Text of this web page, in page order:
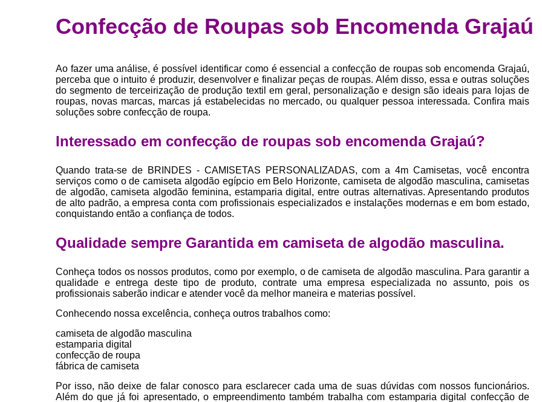
camiseta
Private label
para roupas
Private labels
Confecção de Roupas
Confecção Roupas Fitness
Desenvolvimento de Coleção de
Desenvolvimento
Desenvolvimento de
Desenvolvimento de
Desenvolvimento
Desenvolvimento Estampa de
Empresa Private Label
Private
Private Label para Pequenas
Estamparia Digital de Camiseta
Confecção de Roupas sob Encomenda Grajaú
Ao fazer uma análise, é possível identificar como é essencial a confecção de roupas sob encomenda Grajaú,
perceba que o intuito é produzir, desenvolver e finalizar peças de roupas. Além disso, essa e outras soluções
do segmento de terceirização de produção textil em geral, personalização e design são ideais para lojas de
roupas, novas marcas, marcas já estabelecidas no mercado, ou qualquer pessoa interessada. Confira mais
soluções sobre confecção de roupa.
Interessado em confecção de roupas sob encomenda Grajaú?
Quando trata-se de BRINDES - CAMISETAS PERSONALIZADAS, com a 4m Camisetas, você encontra
serviços como o de camiseta algodão egípcio em Belo Horizonte, camiseta de algodão masculina, camisetas
de algodão, camiseta algodão feminina, estamparia digital, entre outras alternativas. Apresentando produtos
de alto padrão, a empresa conta com profissionais especializados e instalações modernas e em bom estado,
conquistando então a confiança de todos.
Qualidade sempre Garantida em camiseta de algodão masculina.
Conheça todos os nossos produtos, como por exemplo, o de camiseta de algodão masculina. Para garantir a
qualidade e entrega deste tipo de produto, contrate uma empresa especializada no assunto, pois os
profissionais saberão indicar e atender você da melhor maneira e materias possível.
Conhecendo nossa excelência, conheça outros trabalhos como:
camiseta de algodão masculina
estamparia digital
confecção de roupa
fábrica de camiseta
Por isso, não deixe de falar conosco para esclarecer cada uma de suas dúvidas com nossos funcionários.
Além do que já foi apresentado, o empreendimento também trabalha com estamparia digital confecção de